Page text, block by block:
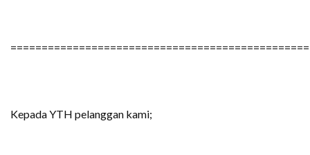
Kepada YTH pelanggan kami;